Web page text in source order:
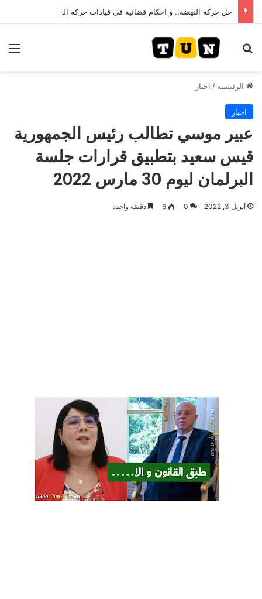
بحث عن
الرئيسية / اخبار
اخبار
عبير موسي تطالب رئيس الجمهورية
قيس سعيد بتطبيق قرارات جلسة
البرلمان ليوم 30 مارس 2022
أبريل 3, 2022 0
6 دقيقة واحدة